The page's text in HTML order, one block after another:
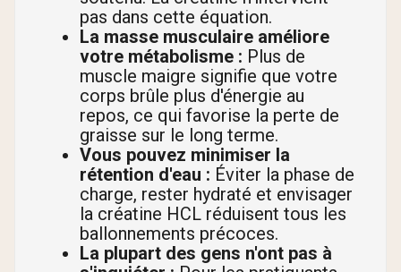
pas dans cette équation.
La masse musculaire améliore
votre métabolisme : Plus de
muscle maigre signifie que votre
corps brûle plus d'énergie au
repos, ce qui favorise la perte de
graisse sur le long terme.
Vous pouvez minimiser la
rétention d'eau : Éviter la phase de
charge, rester hydraté et envisager
la créatine HCL réduisent tous les
ballonnements précoces.
La plupart des gens n'ont pas à